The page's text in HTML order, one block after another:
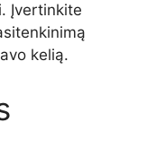
Įvertinkite
kelią.